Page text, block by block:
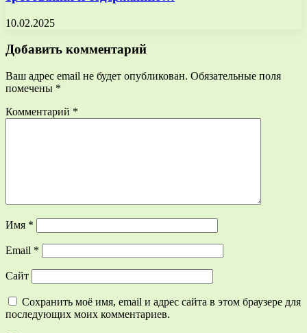
10.02.2025
Добавить комментарий
Ваш адрес email не будет опубликован. Обязательные поля
помечены *
Комментарий *
Имя *
Email *
Сайт
Сохранить моё имя, email и адрес сайта в этом браузере для
последующих моих комментариев.